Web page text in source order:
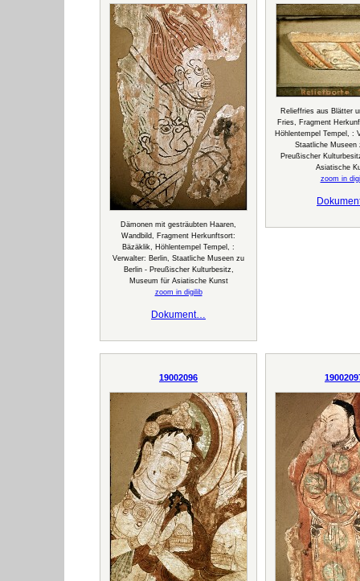
Dämonen mit gesträubten Haaren,
Wandbild, Fragment Herkunftsort:
Bäzäklik, Höhlentempel Tempel, :
Verwalter: Berlin, Staatliche Museen zu
Berlin - Preußischer Kulturbesitz,
Museum für Asiatische Kunst
zoom in digilib
Dokument…
Relieffries aus Blätter
Fries, Fragment
Höhlentempel Tempel, :
Staatliche Museen
Preußischer
Asiatische
zoom in
19002096